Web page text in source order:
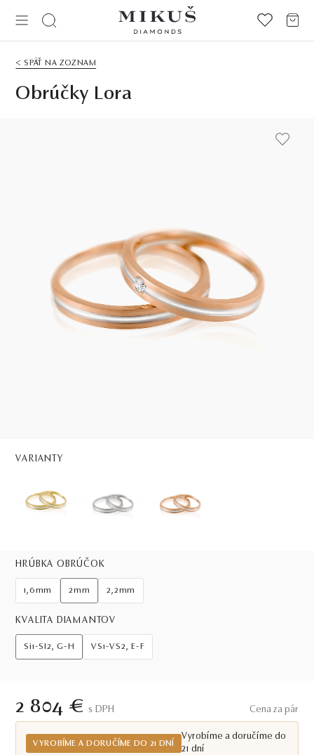
< SPÄŤ NA ZOZNAM
Obrúčky Lora
VARIANTY
HRÚBKA OBRÚČOK
1,6mm 2mm 2,2mm
KVALITA DIAMANTOV
Si1-SI2, G-H VS1-VS2, E-F
2 804 € S DPH Cena za pár
VYROBÍME A DORUČÍME DO 21 DNÍ
Vyrobíme a doručíme do
21 dní